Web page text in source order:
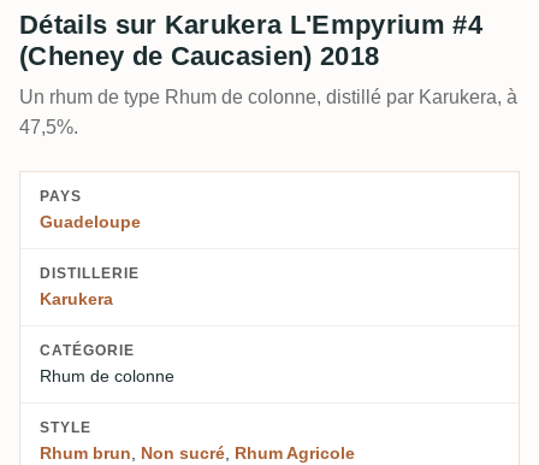
Détails sur Karukera L'Empyrium #4
(Cheney de Caucasien) 2018
Un rhum de type Rhum de colonne, distillé par Karukera, à
47,5%.
PAYS
Guadeloupe
DISTILLERIE
Karukera
CATÉGORIE
Rhum de colonne
STYLE
Rhum brun, Non sucré, Rhum Agricole